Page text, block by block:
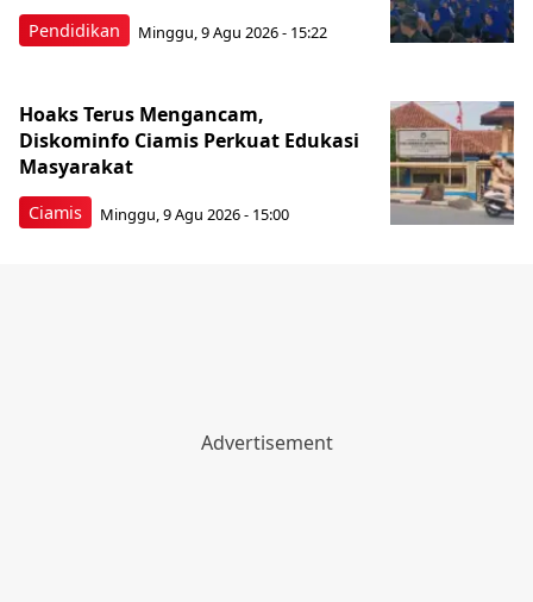
Pendidikan Minggu, 9 Agu 2026 - 15:22
Ciamis
Hoaks Terus Mengancam,
Diskominfo Ciamis Perkuat Edukasi
Masyarakat
Minggu, 9 Agu 2026 - 15:00